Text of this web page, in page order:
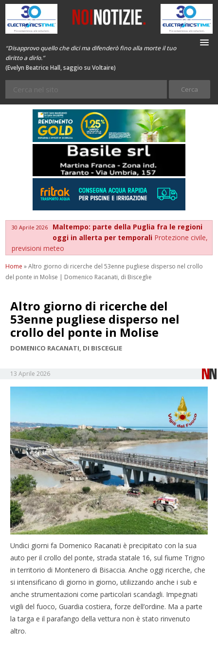
“Disapprovo quello che dici ma difenderò fino alla morte il tuo
diritto a dirlo.”
(Evelyn Beatrice Hall, saggio su Voltaire)
30 Aprile 2026
Maltempo: parte della Puglia fra le regioni
oggi in allerta per temporali Protezione civile,
previsioni meteo
Home »Altro giorno di ricerche del 53enne pugliese disperso nel crollo
del ponte in Molise | Domenico Racanati, di Bisceglie
Altro giorno di ricerche del
53enne pugliese disperso nel
crollo del ponte in Molise
DOMENICO RACANATI, DI BISCEGLIE
13 Aprile 2026
Undici giorni fa Domenico Racanati è precipitato con la sua
auto per il crollo del ponte, strada statale 16, sul fiume Trigno
in territorio di Montenero di Bisaccia. Anche oggi ricerche, che
si intensificano di giorno in giorno, utilizzando anche i sub e
anche strumentazioni come particolari scandagli. Impegnati
vigili del fuoco, Guardia costiera, forze dell’ordine. Ma a parte
la targa e il parafango della vettura non è stato rinvenuto
altro.